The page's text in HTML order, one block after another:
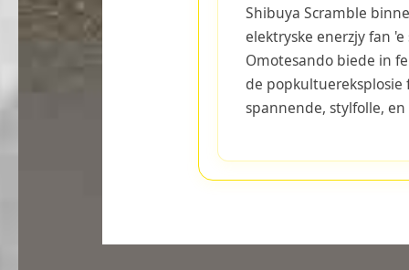
Shibuya Scramble
elektryske enerzjy fan
Omotesando biede in
de
spannende, stylfolle,